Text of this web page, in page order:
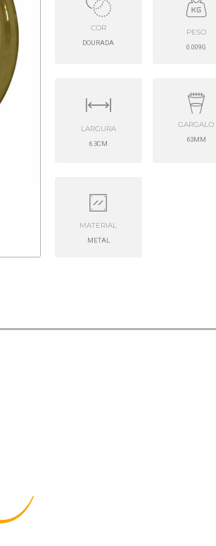
COR
DOURADA
PESO
0.009G
LARGURA
6.3CM
GARGALO
63MM
MATERIAL
METAL